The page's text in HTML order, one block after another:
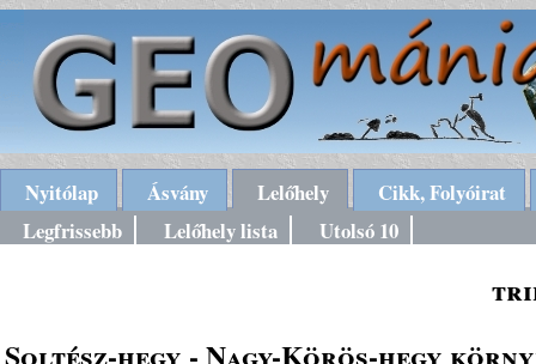
Nyitólap Ásvány Lelőhely
Cikk, Folyóirat
Legfrissebb
Lelőhely lista Utolsó 10
Soltész-hegy - Nagy-Körös-hegy